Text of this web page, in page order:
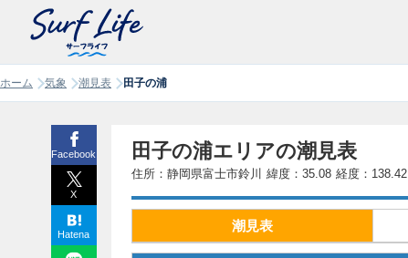
ホーム 気象 潮見表 田子の浦
田子の浦エリアの潮見表
住所：静岡県富士市鈴川 緯度：35.08 経度：138.42
潮見表
Facebook
X
Hatena